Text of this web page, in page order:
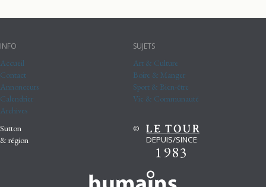
INFO
Accueil
Contact
Annonceurs
Calendrier
Archives
SUJETS
Art & Culture
Boire & Manger
Sport & Bien-être
Vie & Communauté
Sutton
& région
©
DEPUIS/SINCE
1983